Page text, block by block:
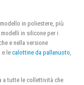
in poliestere, più
in silicone per i
e nella versione
e le calottine da pallanuoto
a tutte le collettività che